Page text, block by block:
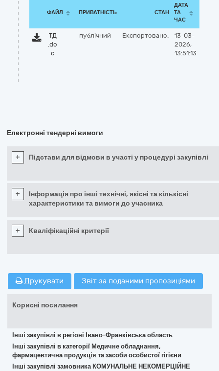
ФАЙЛ ПРИВАТНІСТЬ СТАН
ДАТА
ТА
ЧАС
ТД
.do
c
публічний Експортовано:
13-03-
2026,
13:51:13
Електронні тендерні вимоги
+ Підстави для відмови в участі у процедурі закупівлі
+
Інформація про інші технічні, якісні та кількісні
характеристики та вимоги до учасника
+ Кваліфікаційні критерії
Друкувати Звіт за поданими пропозиціями
Корисні посилання
Інші закупівлі в регіоні Івано-Франківська область
Інші закупівлі в категорії Медичне обладнання,
фармацевтична продукція та засоби особистої гігієни
Інші закупівлі замовника КОМУНАЛЬНЕ НЕКОМЕРЦІЙНЕ